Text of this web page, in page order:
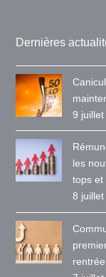
Dernières
9
les
tops et
8
rentrée